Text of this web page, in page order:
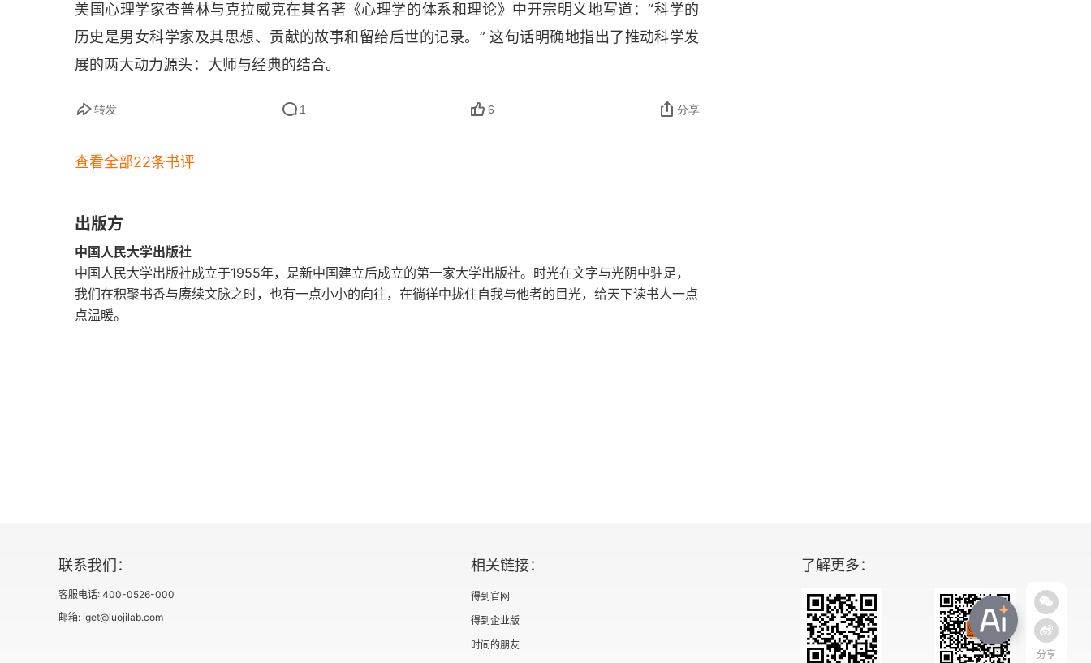
被关在笼子之中的人
自由与结构
第六章 创造性的良心
亚当与普罗米修斯
宗教——力量还是懦弱的源泉
认识真理的勇气
第八章 人，时间的超越者
爱中成功地分离出来，在性解放的旗帜下放纵自身，却遗忘了爱的真正含义是与他人和世界建立
联系，从而导致爱的沦丧。现代人逃避自我，不愿承担自己成为一个人的责任，在面临自己的生
存处境中感到软弱无能，失去了意志力。他不敢直面自己的生存境遇，不能合理利用自己的焦
虑，而是逃避焦虑，以保护那脆弱的自我，结果使得自己更加焦虑。生活在一个焦虑时代的少数
修・阿诺德 (Matthew Arnold
特定信念的结果，即他坚信自己无法成为一个实体来指导他自己的生活，来改变他人对他的态
度，或有效地影响周围的世界。因此，他就产生了深刻的绝望感和无效感，而这是我们这个时代
许多人都有的感觉。在所有的年代，人们一直都害怕孤独，并一直尽力逃避孤独。帕斯卡
(Pascal) 在 17 世纪就观察到人们为转移自己的注意力而作出的巨大努力，他认为，这些转移注
意力的做法中，大部分都是为了使人们能够避免对自己的思考。100 年前，克尔凯郭尔
和方向感，并以此作为与他人建立有意义的关系的基础。这些 “被塞满了的人” 注定会变得更加
孤独，无论他们怎样 “相互倚靠在一起”；因为空洞的人不具备学会如何去爱的基础。尼采说，出
路在于重新找到一个价值观的核心 —— 他称之为所有价值观的 “重新评价” 或 “重新评估”。他宣
美国心理学家查普林与克拉威克在其名著《心理学的体系和理论》中开宗明义地写道：“科学的
历史是男女科学家及其思想、贡献的故事和留给后世的记录。” 这句话明确地指出了推动科学发
展的两大动力源头：大师与经典的结合。
转发 1 6 分享
查看全部22条书评
出版方
中国人民大学出版社
中国人民大学出版社成立于1955年，是新中国建立后成立的第一家大学出版社。时光在文字与光阴中驻足，
我们在积聚书香与赓续文脉之时，也有一点小小的向往，在徜徉中拢住自我与他者的目光，给天下读书人一点
点温暖。
分享
联系我们：
客服电话: 400-0526-000
邮箱: iget@luojilab.com
相关链接：
得到官网
得到企业版
时间的朋友
了解更多：